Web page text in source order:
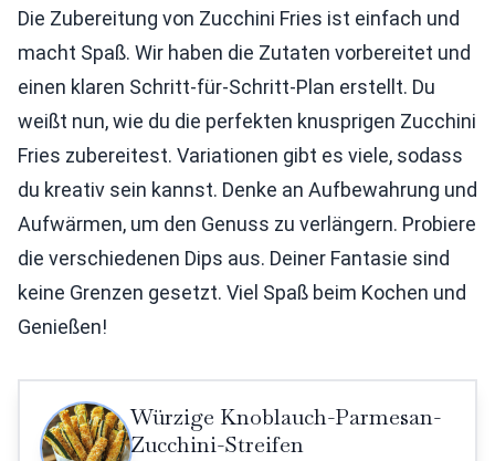
Die Zubereitung von Zucchini Fries ist einfach und
macht Spaß. Wir haben die Zutaten vorbereitet und
einen klaren Schritt-für-Schritt-Plan erstellt. Du
weißt nun, wie du die perfekten knusprigen Zucchini
Fries zubereitest. Variationen gibt es viele, sodass
du kreativ sein kannst. Denke an Aufbewahrung und
Aufwärmen, um den Genuss zu verlängern. Probiere
die verschiedenen Dips aus. Deiner Fantasie sind
keine Grenzen gesetzt. Viel Spaß beim Kochen und
Genießen!
Würzige Knoblauch-Parmesan-
Zucchini-Streifen